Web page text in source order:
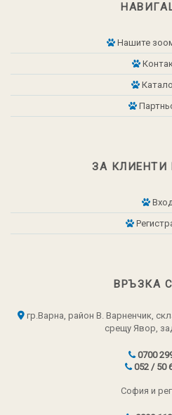
Нашите
ЗА КЛИЕНТИ
ВРЪЗКА
гр.Варна, район В. Варненчик,
срещу Явор,
0700
052 / 50
София и